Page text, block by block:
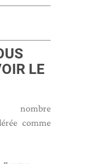
LE
nombre
comme